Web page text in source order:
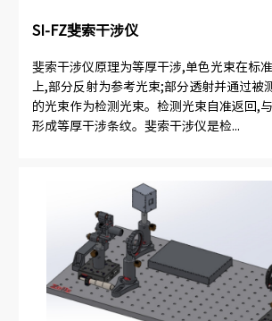
SI-FZ斐索干涉仪
斐索干涉仪原理为等厚干涉,单色光束在标
上,部分反射为参考光束;部分透射并通过被
的光束作为检测光束。检测光束自准返回,
形成等厚干涉条纹。斐索干涉仪是检...